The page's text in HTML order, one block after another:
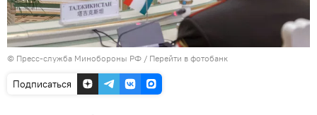
© Пресс-служба Минобороны РФ / Перейти в фотобанк
Подписаться